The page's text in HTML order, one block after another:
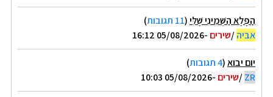
הַפֶּלֶא הַשְּׁמִינִי שֶׁלִּי(11 תגובות
)
אביה/שירים -05/08/2026 16:12
יום יבוא(4 תגובות
)
ZR
/שירים -05/08/2026 10:03